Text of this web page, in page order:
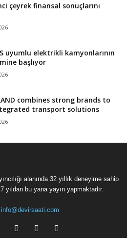
çeyrek finansal sonuçlarını
uyumlu elektrikli kamyonlarının
başlıyor
combines strong brands to
transport solutions
alanında 32 yıllık deneyime sahip
yıldan bu yana yayın yapmaktadır.
info@devirsaati.com